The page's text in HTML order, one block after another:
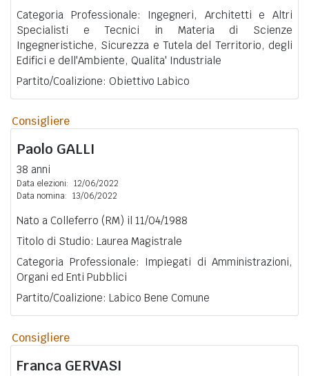
Categoria Professionale: Ingegneri, Architetti e Altri
Specialisti e Tecnici in Materia di Scienze
Ingegneristiche, Sicurezza e Tutela del Territorio, degli
Edifici e dell'Ambiente, Qualita' Industriale
Partito/Coalizione: Obiettivo Labico
Consigliere
Paolo GALLI
38 anni
Data elezioni: 12/06/2022
Data nomina: 13/06/2022
Nato a Colleferro (RM) il 11/04/1988
Titolo di Studio: Laurea Magistrale
Categoria Professionale: Impiegati di Amministrazioni,
Organi ed Enti Pubblici
Partito/Coalizione: Labico Bene Comune
Consigliere
Franca GERVASI